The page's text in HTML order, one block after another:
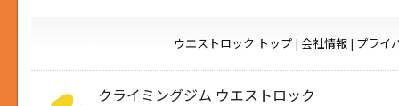
ウエストロック トップ| 会社情報| プライ
クライミングジム ウエストロック